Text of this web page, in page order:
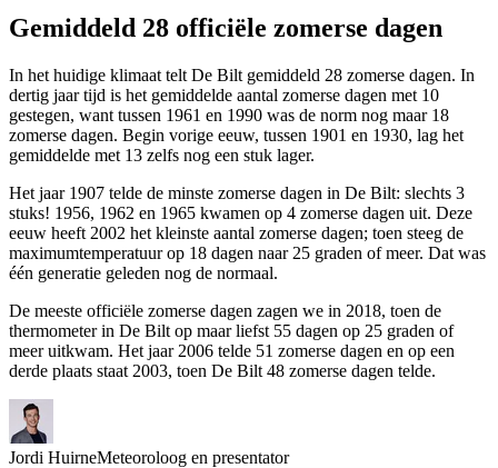
Gemiddeld 28 officiële zomerse dagen
In het huidige klimaat telt De Bilt gemiddeld 28 zomerse dagen. In
dertig jaar tijd is het gemiddelde aantal zomerse dagen met 10
gestegen, want tussen 1961 en 1990 was de norm nog maar 18
zomerse dagen. Begin vorige eeuw, tussen 1901 en 1930, lag het
gemiddelde met 13 zelfs nog een stuk lager.
Het jaar 1907 telde de minste zomerse dagen in De Bilt: slechts 3
stuks! 1956, 1962 en 1965 kwamen op 4 zomerse dagen uit. Deze
eeuw heeft 2002 het kleinste aantal zomerse dagen; toen steeg de
maximumtemperatuur op 18 dagen naar 25 graden of meer. Dat was
één generatie geleden nog de normaal.
De meeste officiële zomerse dagen zagen we in 2018, toen de
thermometer in De Bilt op maar liefst 55 dagen op 25 graden of
meer uitkwam. Het jaar 2006 telde 51 zomerse dagen en op een
derde plaats staat 2003, toen De Bilt 48 zomerse dagen telde.
Jordi HuirneMeteoroloog en presentator